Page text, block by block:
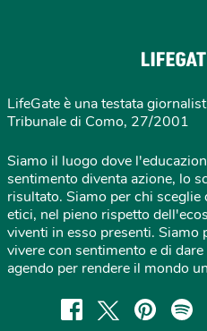
LifeGate è una testata
Tribunale di Como, 27/2001
Siamo il luogo dove
sentimento diventa azione, lo
risultato. Siamo per chi
etici, nel pieno rispetto
viventi in esso presenti. Siamo
vivere con sentimento e di
agendo per rendere il mondo